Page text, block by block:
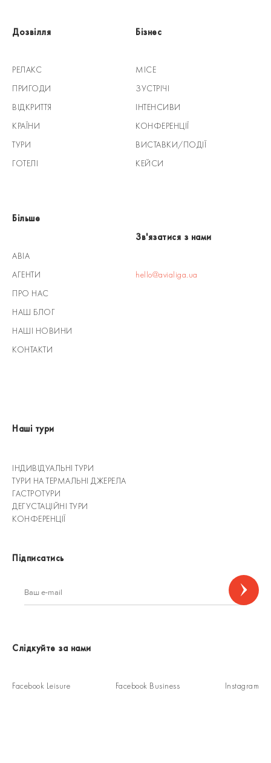
Дозвілля
РЕЛАКС
ПРИГОДИ
ВІДКРИТТЯ
КРАЇНИ
ТУРИ
ГОТЕЛІ
Бізнес
MICE
ЗУСТРІЧІ
ІНТЕНСИВИ
КОНФЕРЕНЦІЇ
ВИСТАВКИ/ПОДІЇ
КЕЙСИ
Більше
АВІА
АГЕНТИ
ПРО НАС
НАШ БЛОГ
НАШІ НОВИНИ
КОНТАКТИ
Зв'язатися з нами
hello@avialiga.ua
Наші тури
ІНДИВІДУАЛЬНІ ТУРИ
ТУРИ НА ТЕРМАЛЬНІ ДЖЕРЕЛА
ГАСТРОТУРИ
ДЕГУСТАЦІЙНІ ТУРИ
КОНФЕРЕНЦІЇ
Підписатись
Слідкуйте за нами
Facebook Leisure Facebook Business Instagram